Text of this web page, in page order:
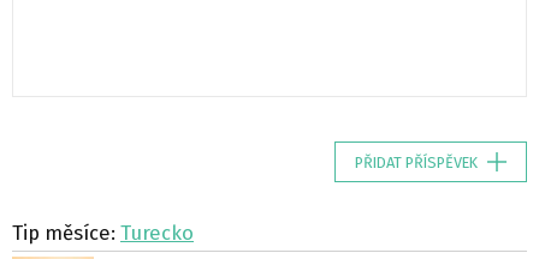
PŘIDAT PŘÍSPĚVEK
Tip měsíce: Turecko